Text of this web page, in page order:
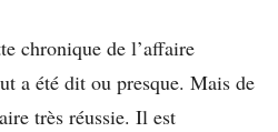
chronique de l’affaire
a été dit ou presque. Mais de
très réussie. Il est